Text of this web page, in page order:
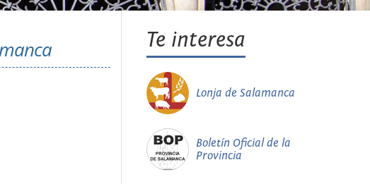
Te interesa
Lonja de Salamanca
Boletín Oficial de la
Provincia